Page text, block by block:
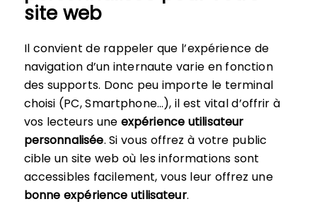
site web
Il convient de rappeler que l’expérience de
navigation d’un internaute varie en fonction
des supports. Donc peu importe le terminal
choisi (PC, Smartphone…), il est vital d’offrir à
vos lecteurs une expérience utilisateur
personnalisée. Si vous offrez à votre public
cible un site web où les informations sont
accessibles facilement, vous leur offrez une
bonne expérience utilisateur.